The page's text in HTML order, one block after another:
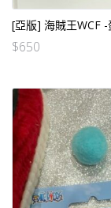
[亞版] 海賊王WCF
$650